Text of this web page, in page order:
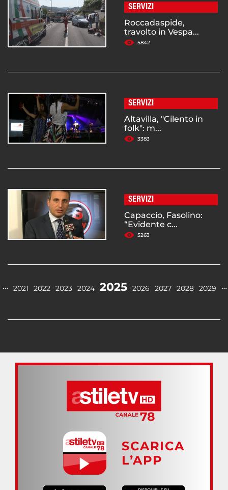
SERVIZI
Roccadaspide,
travolto in Vespa...
5842
SERVIZI
Altavilla, "Cilento in
folk": m...
3383
SERVIZI
Capaccio, Fasolino:
“Evidente c...
5263
… 2021 2022 2023 2024 2025 2026 2027 2028 2029 …
SCARICA
L’APP